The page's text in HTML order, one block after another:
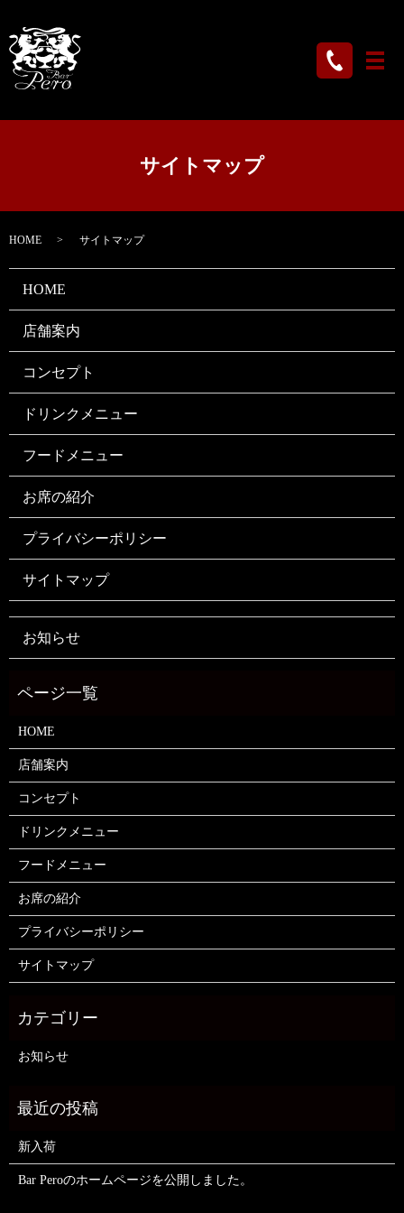
メ
サイトマップ
HOME サイトマップ
HOME
店舗案内
コンセプト
ドリンクメニュー
フードメニュー
お席の紹介
プライバシーポリシー
サイトマップ
お知らせ
HOME
店舗案内
コンセプト
ドリンクメニュー
フードメニュー
お席の紹介
プライバシーポリシー
サイトマップ
お知らせ
新入荷
Bar Peroのホームページを公開しました。